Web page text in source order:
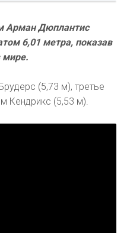
Арман Дюплантис
6,01 метра, показав
мире.
(5,73 м), третье
Кендрикс (5,53 м).